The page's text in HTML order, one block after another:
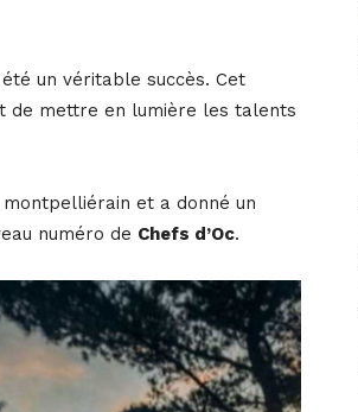
un véritable succès. Cet
de mettre en lumière les talents
et a donné un
numéro de Chefs d’Oc.